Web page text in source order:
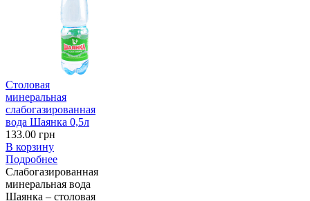
Столовая
минеральная
слабогазированная
вода Шаянка 0,5л
133.00 грн
В корзину
Подробнее
Слабогазированная
минеральная вода
Шаянка – столовая